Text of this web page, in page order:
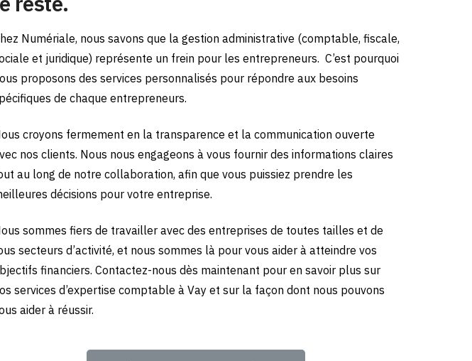
Numériale, nous savons que la gestion administrative (comptable, fiscale,
et juridique) représente un frein pour les entrepreneurs. C’est pourquoi
proposons des services personnalisés pour répondre aux besoins
de chaque entrepreneurs.
croyons fermement en la transparence et la communication ouverte
nos clients. Nous nous engageons à vous fournir des informations claires
au long de notre collaboration, afin que vous puissiez prendre les
décisions pour votre entreprise.
sommes fiers de travailler avec des entreprises de toutes tailles et de
secteurs d’activité, et nous sommes là pour vous aider à atteindre vos
financiers. Contactez-nous dès maintenant pour en savoir plus sur
services d’expertise comptable à Vay et sur la façon dont nous pouvons
aider à réussir.